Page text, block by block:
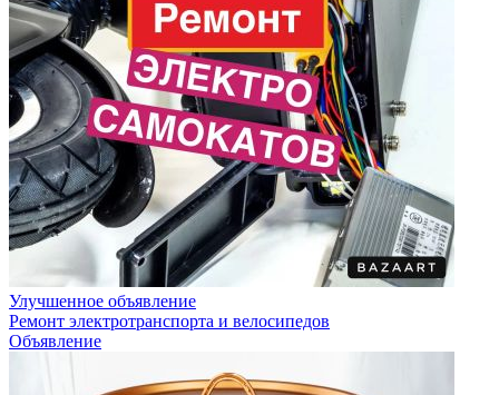
Улучшенное объявление
Ремонт электротранспорта и велосипедов
Объявление